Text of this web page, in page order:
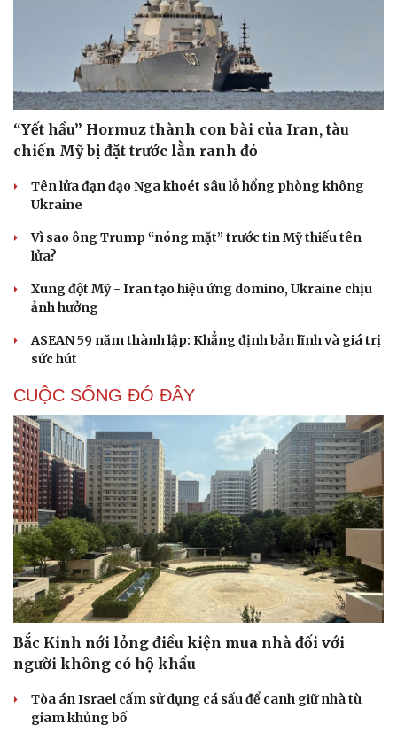
Du lịch
Tư vấn
Săn Tour
check-in
Podcast
Câu chuyện thời sự
Đọc truyện đêm khuya
Cửa sổ tình yêu
Kể chuyện cho bé
Hạt giống tâm hồn
“Yết hầu” Hormuz thành con bài của Iran, tàu
chiến Mỹ bị đặt trước lằn ranh đỏ
Tên lửa đạn đạo Nga khoét sâu lỗ hổng phòng không
Ukraine
Vì sao ông Trump “nóng mặt” trước tin Mỹ thiếu tên
lửa?
Xung đột Mỹ - Iran tạo hiệu ứng domino, Ukraine chịu
ảnh hưởng
ASEAN 59 năm thành lập: Khẳng định bản lĩnh và giá trị
sức hút
CUỘC SỐNG ĐÓ ĐÂY
Bắc Kinh nới lỏng điều kiện mua nhà đối với
người không có hộ khẩu
Tòa án Israel cấm sử dụng cá sấu để canh giữ nhà tù
giam khủng bố